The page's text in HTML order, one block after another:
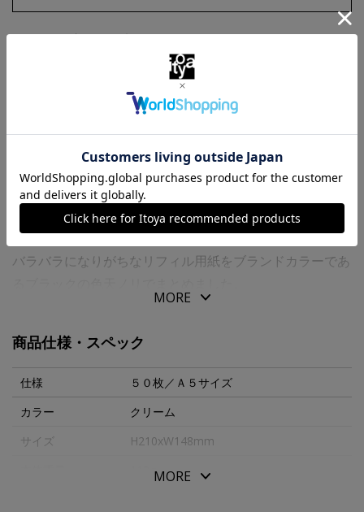
お気に入りに追加
返品・交換について
商品の特徴
“ＰＬＯＴＴＥＲ”オリジナルのリフィル専用用紙を使用し
た「リフィルメモパッド」です。
バラバラになりがちなリフィル用紙をブランドカラーであ
そのままメモやノートとして、バインダーに挟んでも使え
必要な時に必要な分だけ自由に切り離して、６穴リングレ
ザーバインダーで大切なアイデアを編集できる「リフィル
メモパッド」で創造力が巡ります。
【商品仕様】
MORE
商品仕様・スペック
仕様
５０枚／Ａ５サイズ
カラー
クリーム
サイズ
H210xW148mm
113gMORE